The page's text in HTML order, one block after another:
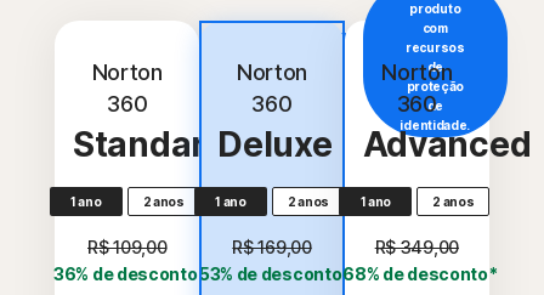
Norton
360
Standard
1 ano 2 anos
R$ 109,00
36% de desconto*
populares
Norton
360
Deluxe
1 ano 2 anos
R$ 169,00
53% de desconto*
produto
com
recursos
de
proteção
de
identidade.
Norton
360
Advanced
1 ano 2 anos
R$ 349,00
68% de desconto*